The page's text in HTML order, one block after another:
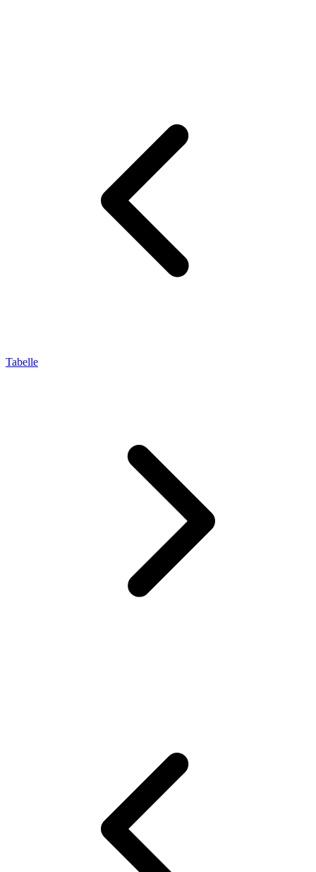
Tabelle